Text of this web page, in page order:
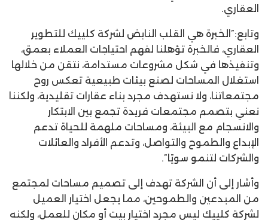
العقاري.
وتابع:”الخبرة هي القلب النابض لشركة كلييك للتطوير
العقاري، فالخبرة تؤهلنا لفهم احتياجات العملاء بعمق،
وتنفيذها في شكل مشروعات مستدامة، نتقن من خلالها
استغلال المساحات لصنع بيئات طبيعية تعكس روح
مجتمعاتنا، ولا نستهدف مجرد بناء عقارات تقليدية، ولكننا
نعني بتصمم مجتمعات فريدة تجمع بين الابتكار
والانسجام مع البيئة، ومساحات ملهمة للحياة تدعم
الإبداع والطموح والتواصل، وتدعم الأفراد والعائلات
والشركات لتنمو سويًا”.
وأشار إلى أن الشركة تهدف إلى تصميم مساحات لمجتمع
من المبدعين والطموحين، مما يجعل اختيار العميل
لشركة كلييك ليس مجرد اختيار بيت أو مكان للعمل، ولكنه